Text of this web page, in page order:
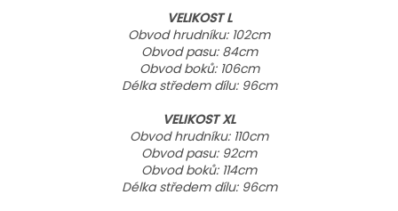
VELIKOST L
Obvod hrudníku: 102cm
Obvod pasu: 84cm
Obvod boků: 106cm
Délka středem dílu: 96cm
VELIKOST XL
Obvod hrudníku: 110cm
Obvod pasu: 92cm
Obvod boků: 114cm
Délka středem dílu: 96cm